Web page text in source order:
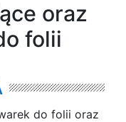
oraz
folii
do folii oraz